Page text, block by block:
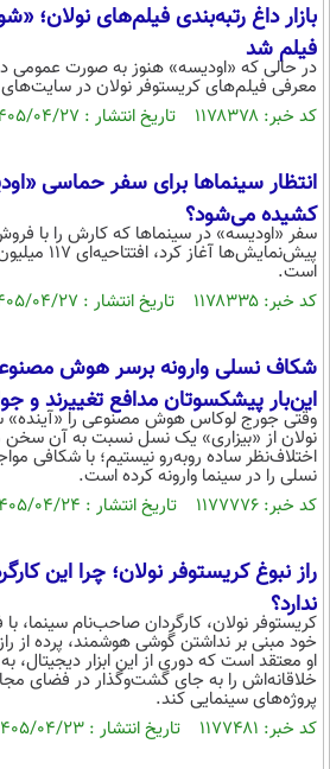
بازار داغ رتبه‌بندی فیلم‌های نولان؛
فیلم شد
در حالی که «اودیسه» هنوز به صورت عمومی
معرفی فیلم‌های کریستوفر نولان در
کد خبر: ۱۱۷۸۳۷۸ تاریخ انتشار : ۱۴۰۵/۰۴/۲۷
انتظار سینماها برای سفر حماسی
کشیده می‌شود؟
پیش‌نمایش‌ها
است.
کد خبر: ۱۱۷۸۳۳۵ تاریخ انتشار : ۱۴۰۵/۰۴/۲۷
شکاف نسلی وارونه برسر هوش
این‌بار پیشکسوتان مدافع تغییرند و
وقتی جورج لوکاس هوش مصنوعی را «آینده»
نولان از «بیزاری» یک نسل نسبت به آن سخن
اختلاف‌نظر ساده روبه‌رو نیستیم؛ با شکافی
نسلی را در سینما وارونه کرده است.
کد خبر: ۱۱۷۷۷۷۶ تاریخ انتشار : ۱۴۰۵/۰۴/۲۴
راز نبوغ کریستوفر نولان؛ چرا این
ندارد؟
کریستوفر نولان، کارگردان صاحب‌نام
خود مبنی بر نداشتن گوشی هوشمند، پرده از
او معتقد است که دوری از این ابزار دیجیتال،
خلاقانه‌اش را به جای گشت‌وگذار در فضای
پروژه‌های سینمایی کند.
کد خبر: ۱۱۷۷۴۸۱ تاریخ انتشار : ۱۴۰۵/۰۴/۲۳